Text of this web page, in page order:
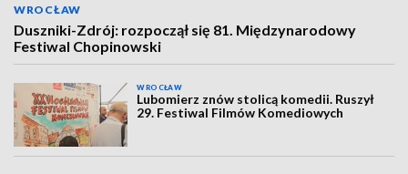
WROCŁAW
Duszniki-Zdrój: rozpoczął się 81. Międzynarodowy
Festiwal Chopinowski
WROCŁAW
Lubomierz znów stolicą komedii. Ruszył
29. Festiwal Filmów Komediowych